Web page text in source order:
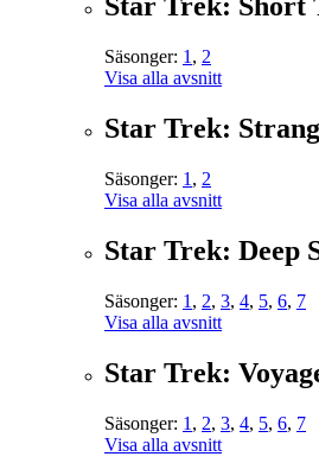
Star Trek: Short
Säsonger: 1 , 2
Visa alla avsnitt
Star Trek:
Säsonger: 1 , 2
Visa alla avsnitt
Star Trek: Deep
Säsonger: 1 , 2, 3, 4, 5, 6, 7
Visa alla avsnitt
Star Trek:
Säsonger: 1 , 2, 3, 4, 5, 6, 7
Visa alla avsnitt